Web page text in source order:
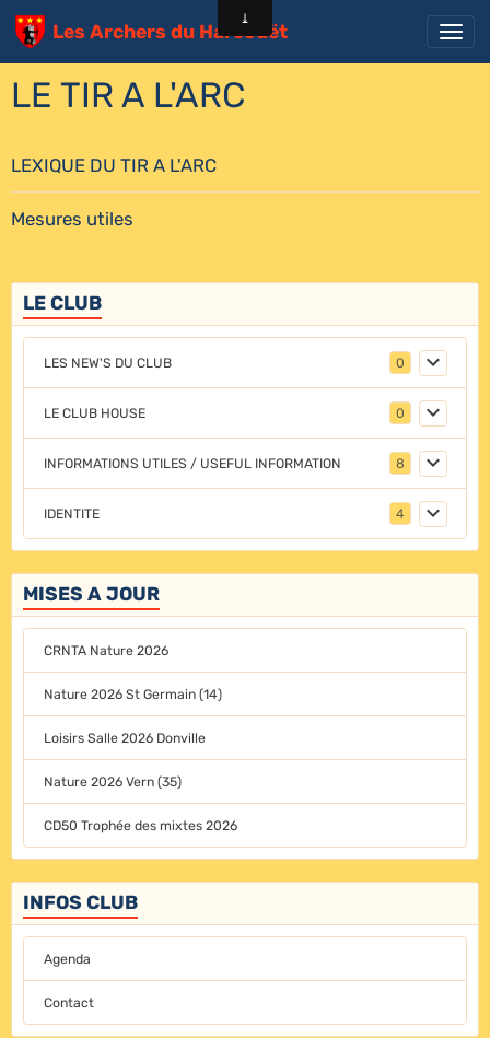
Les Archers du Harcouët
LE TIR A L'ARC
LEXIQUE DU TIR A L'ARC
Mesures utiles
LE CLUB
LES NEW'S DU CLUB 0
LE CLUB HOUSE 0
INFORMATIONS UTILES / USEFUL INFORMATION 8
IDENTITE 4
MISES A JOUR
CRNTA Nature 2026
Nature 2026 St Germain (14)
Loisirs Salle 2026 Donville
Nature 2026 Vern (35)
CD50 Trophée des mixtes 2026
INFOS CLUB
Agenda
Contact